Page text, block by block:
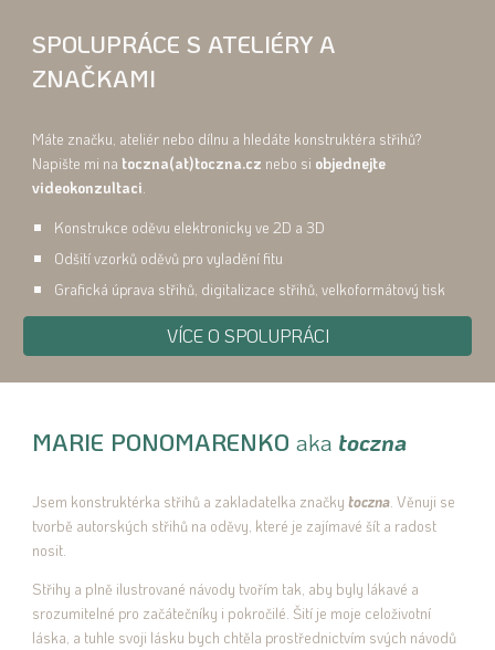
SPOLUPRÁCE S ATELIÉRY A
ZNAČKAMI
Máte značku, ateliér nebo dílnu a hledáte konstruktéra střihů?
Napište mi natoczna(at)toczna.cz nebo si objednejte
videokonzultaci
Konstrukce oděvu elektronicky ve 2D a 3D
Odšití vzorků oděvů pro vyladění fitu
Grafická úprava střihů, digitalizace střihů, velkoformátový tisk
VÍCE O SPOLUPRÁCI
MARIE PONOMARENKOaka toczna
Jsem konstruktérka střihů a zakladatelka značkytoczna . Věnuji se
tvorbě autorských střihů na oděvy, které je zajímavé šít a radost
nosit.
Střihy a plně ilustrované návody tvořím tak, aby byly lákavé a
srozumitelné pro začátečníky i pokročilé. Šití je moje celoživotní
láska, a tuhle svoji lásku bych chtěla prostřednictvím svých návodů